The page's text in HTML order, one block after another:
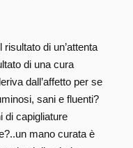
di un’attenta
di una cura
dall’affetto per se
sani e fluenti?
di capigliature
mano curata è